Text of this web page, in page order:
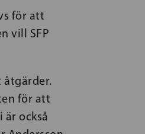
för att
vill SFP
åtgärder.
för att
också